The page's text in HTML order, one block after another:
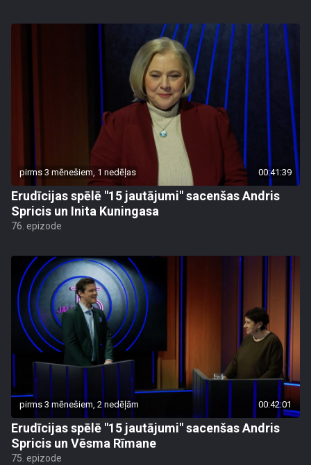
pirms 3 mēnešiem, 1 nedēļas 00:41:39
Erudīcijas spēlē "15 jautājumi" sacenšas Andris
Spricis un Inita Kuningasa
76. epizode
pirms 3 mēnešiem, 2 nedēļām 00:42:01
Erudīcijas spēlē "15 jautājumi" sacenšas Andris
Spricis un Vēsma Rīmane
75. epizode